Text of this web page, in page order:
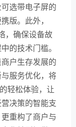
选带电子屏的
版。此外，
，确保设备故
的技术门槛。
户生存发展的
服务优化，将
轻松体验，让
决策的智能支
重构了商户与